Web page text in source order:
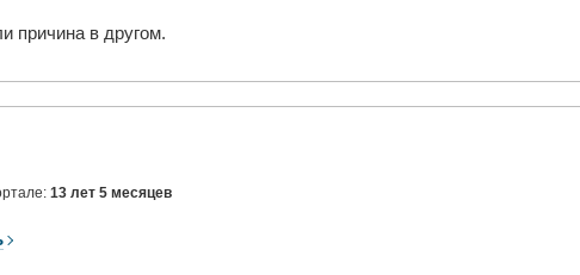
причина в другом.
13 лет 5 месяцев